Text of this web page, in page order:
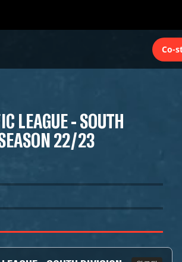
Co-
LEAGUE - SOUTH
22/23